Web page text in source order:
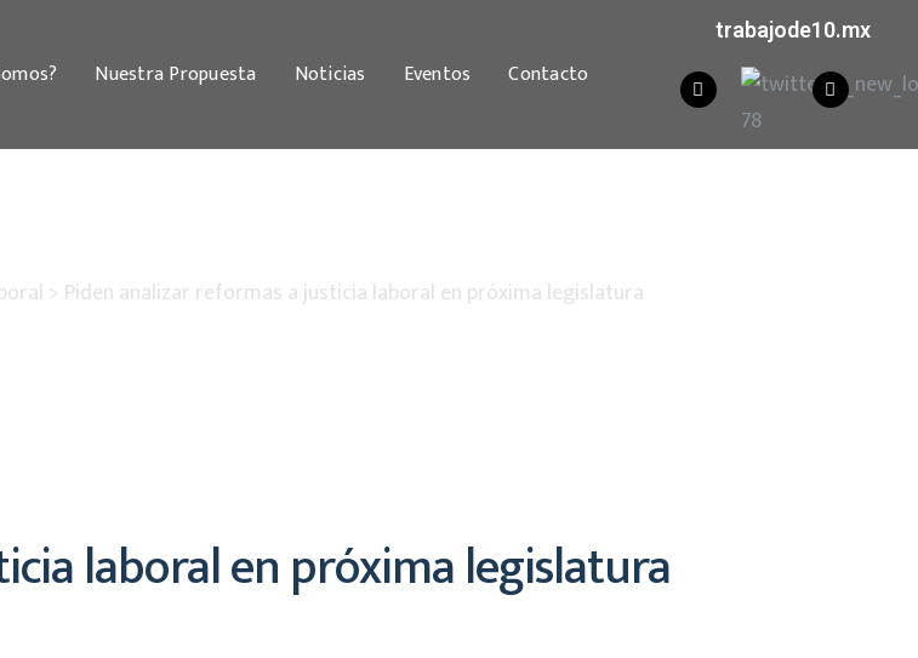
Nuestra Propuesta Noticias Eventos Contacto
trabajode10.mx
> Piden analizar reformas a justicia laboral en próxima legislatura
laboral en próxima legislatura